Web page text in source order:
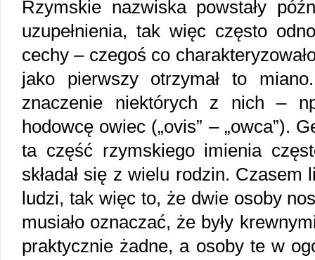
Rzymskie nazwiska powstały
uzupełnienia, tak więc często
cechy – czegoś co
jako pierwszy otrzymał to
znaczenie niektórych z nich –
hodowcę owiec („ovis” – „owca”).
ta część rzymskiego imienia
składał się z wielu rodzin. Czasem
ludzi, tak więc to, że dwie osoby
musiało oznaczać, że były
praktycznie żadne, a osoby te w